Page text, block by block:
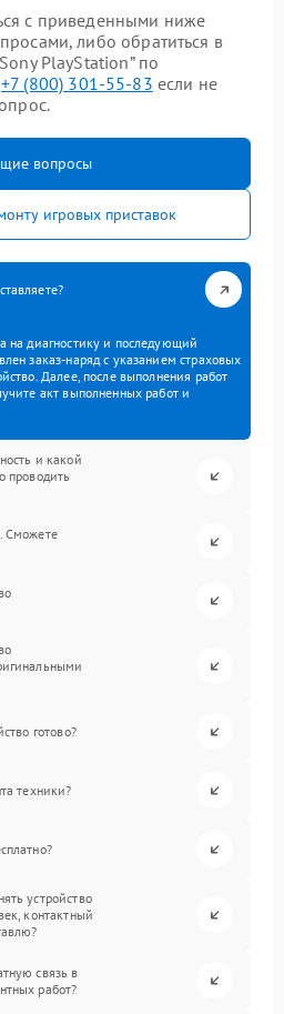
с приведенными ниже
либо обратиться в
PlayStation” по
+7 (800) 301-55-83 если не
вопросы
игровых приставок
на диагностику и последующий
заказ-наряд с указанием страховых
Далее, после выполнения работ
акт выполненных работ и
и какой
проводить
Сможете
готово?
техники?
устройство
контактный
связь в
работ?